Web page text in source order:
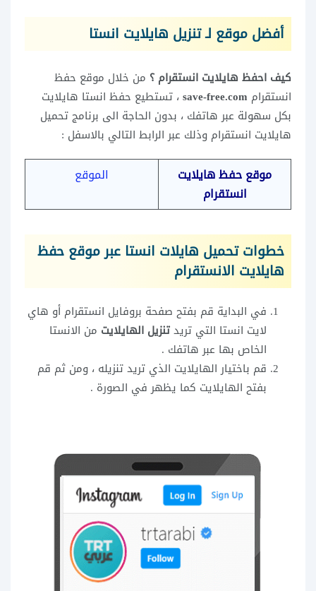
أفضل موقع لـ تنزيل هايلايت انستا
كيف احفظ هايلايت انستقرام ؟ من خلال موقع حفظ
انستقرام save-free.com، تستطيع حفظ انستا هايلايت
بكل سهولة عبر هاتفك ، بدون الحاجة الى برنامج تحميل
هايلايت انستقرام وذلك عبر الرابط التالي بالاسفل :
موقع حفظ هايلايت
انستقرام
الموقع
خطوات تحميل هايلات انستا عبر موقع حفظ
هايلايت الانستقرام
في البداية قم بفتح صفحة بروفايل انستقرام أو هاي
لايت انستا التي تريدتنزيل الهايلايت من الانستا
الخاص بها عبر هاتفك .
قم باختيار الهايلايت الذي تريد تنزيله ، ومن ثم قم
بفتح الهايلايت كما يظهر في الصورة .